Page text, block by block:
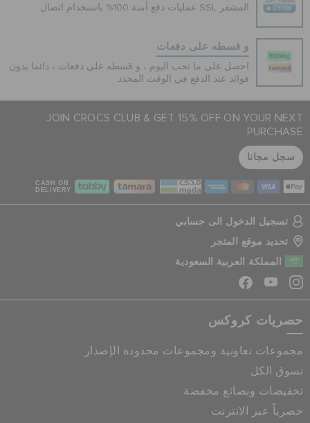
عمليات دفع آمنة 100% باستخدام اتصال SSL المشفر
و قسطه على دفعات
احصل على ما تحب اليوم ، و قسطه على دفعات ، دائما بدون
فوائد عند الدفع في الوقت المحدد
JOIN CROCS CLUB & GET 15% OFF ON YOUR NEXT
PURCHASE
سجل مجانا
CASH ON
DELIVERY
تسجيل الدخول الى حسابي
تحديد موقع المتجر
المملكة العربية السعودية
حصريات كروكس
مجموعات تعاونية ومجموعات محدودة الإصدار
تسوق الكل
تخفيضات وبضائع مخفضة
حصرياً عبر الانترنت